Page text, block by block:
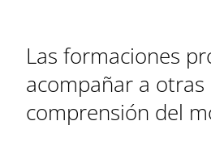
Las formaciones
acompañar a
comprensión del